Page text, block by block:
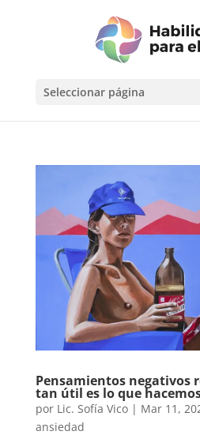
Seleccionar página
Pensamientos negativos
tan útil es lo que
por Lic. Sofía Vico| Mar 11,
ansiedad